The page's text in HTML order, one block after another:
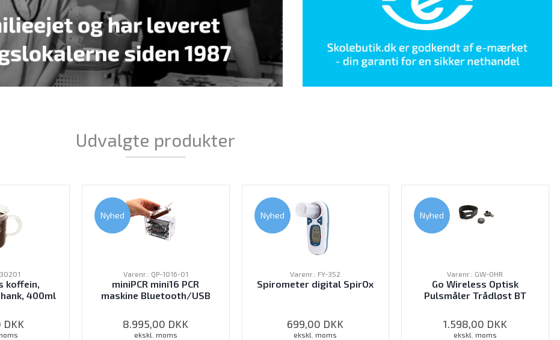
Udvalgte produkter
koffein,
400ml
DKK
Nyhed
Varenr.: QP-1016-01
miniPCR mini16 PCR
maskine Bluetooth/USB
8.995,00 DKK
ekskl. moms
Nyhed
Varenr.: FY-352
Spirometer digital SpirOx
699,00 DKK
ekskl. moms
Nyhed
Varenr.: GW-OHR
Go Wireless Optisk
Pulsmåler Trådløst BT
1.598,00 DKK
ekskl. moms